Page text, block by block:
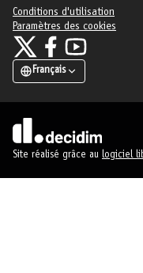
Conditions d'utilisation
Paramètres des cookies
United Cities and Local
(Lien externe)
United Cities and Local
(Lien externe)
United Cities and
(Lien externe)
Français
Elegir el idioma
(Lien externe)
Site réalisé grâce au logiciel